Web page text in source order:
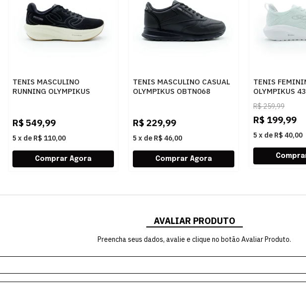
TENIS MASCULINO
RUNNING OLYMPIKUS
R$ 549,99
5 x de R$ 110,00
TENIS MASCULINO CASUAL
OLYMPIKUS OBTN068
R$ 229,99
5 x de R$ 46,00
TENIS
OLYMPIKUS
VERDEJADE
R$259,99
R$ 199,99
5 x de R$ 40,00
AVALIAR PRODUTO
Preencha seus dados, avalie e clique no botão Avaliar Produto.